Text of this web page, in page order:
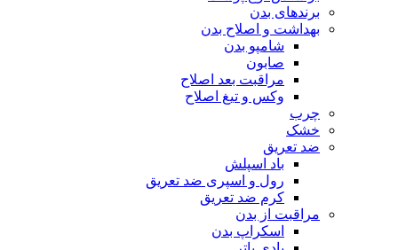
برندهای بدن
بهداشت و اصلاح بدن
شامپو بدن
صابون
مراقبت بعد اصلاح
وکس و تیغ اصلاح
چرب
خشک
ضد تعریق
باد اسپلش
رول و اسپری ضد تعریق
کرم ضد تعریق
مراقبت از بدن
اسکراپ بدن